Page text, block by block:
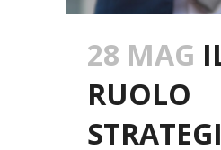
28 MAG
RUOLO